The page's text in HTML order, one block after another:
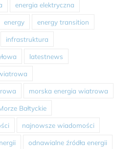
energia elektryczna
energy energy transition
infrastruktura
latestnews
morska energia wiatrowa
Bałtyckie
najnowsze wiadomości
odnawialne źródła energii